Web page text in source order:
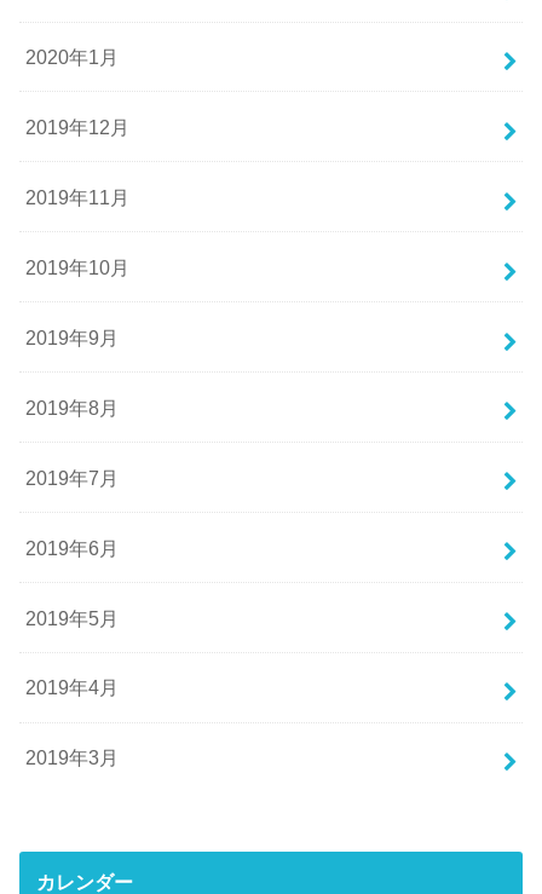
2020年1月
2019年12月
2019年11月
2019年10月
2019年9月
2019年8月
2019年7月
2019年6月
2019年5月
2019年4月
2019年3月
カレンダー